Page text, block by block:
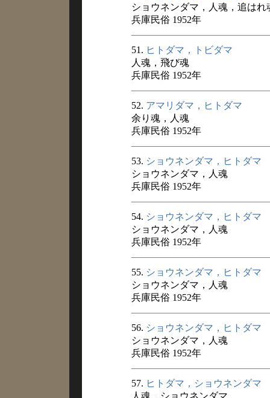
ショウネンダマ，人魂，追はれ
兵庫民俗 1952年
51. ヒトダマ，トビダマ
人魂，飛び魂
兵庫民俗 1952年
52. アマリダマ，ヒトダマ
余り魂，人魂
兵庫民俗 1952年
53. ショウネンダマ，ヒトダマ
ショウネンダマ，人魂
兵庫民俗 1952年
54. ショウネンダマ，ヒトダマ
ショウネンダマ，人魂
兵庫民俗 1952年
55. ショウネンダマ，ヒトダマ
ショウネンダマ，人魂
兵庫民俗 1952年
56. ショウネンダマ，ヒトダマ
ショウネンダマ，人魂
兵庫民俗 1952年
57. ヒトダマ，ショウネンダマ
人魂，ショウネンダマ